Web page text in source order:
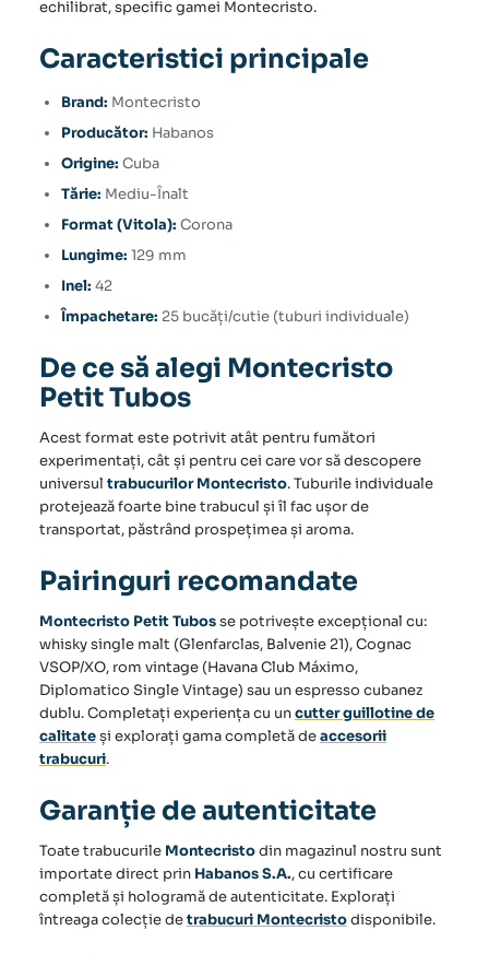
echilibrat, specific gamei Montecristo.
Caracteristici principale
Brand: Montecristo
Producător: Habanos
Origine: Cuba
Tărie: Mediu-Înalt
Format (Vitola): Corona
Lungime: 129 mm
Inel: 42
Împachetare: 25 bucăți/cutie (tuburi individuale)
De ce să alegi Montecristo
Petit Tubos
Acest format este potrivit atât pentru fumători
experimentați, cât și pentru cei care vor să descopere
universul trabucurilor Montecristo. Tuburile individuale
protejează foarte bine trabucul și îl fac ușor de
transportat, păstrând prospețimea și aroma.
Pairinguri recomandate
Montecristo Petit Tubosse potrivește excepțional cu:
whisky single malt (Glenfarclas, Balvenie 21), Cognac
VSOP/XO, rom vintage (Havana Club Máximo,
Diplomatico Single Vintage) sau un espresso cubanez
dublu. Completați experiența cu uncutter guillotine de
calitateși explorați gama completă deaccesorii
trabucuri.
Garanție de autenticitate
Toate trabucurile Montecristodin magazinul nostru sunt
importate direct prin Habanos S.A., cu certificare
completă și hologramă de autenticitate. Explorați
întreaga colecție detrabucuri Montecristodisponibile.